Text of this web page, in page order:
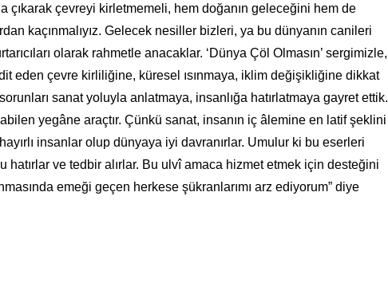
çıkarak çevreyi kirletmemeli, hem doğanın geleceğini hem de
kaçınmalıyız. Gelecek nesiller bizleri, ya bu dünyanın canileri
olarak rahmetle anacaklar. ‘Dünya Çöl Olmasın’ sergimizle,
eden çevre kirliliğine, küresel ısınmaya, iklim değişikliğine dikkat
sanat yoluyla anlatmaya, insanlığa hatırlatmaya gayret ettik.
yegâne araçtır. Çünkü sanat, insanın iç âlemine en latif şeklini
insanlar olup dünyaya iyi davranırlar. Umulur ki bu eserleri
ve tedbir alırlar. Bu ulvî amaca hizmet etmek için desteğini
emeği geçen herkese şükranlarımı arz ediyorum” diye